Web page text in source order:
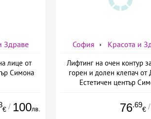
Здраве
лице от
Симона
€ / 100лв.
София Красота и
Лифтинг на очен контур
горен и долен клепач
Естетичен център
76.69
€ /